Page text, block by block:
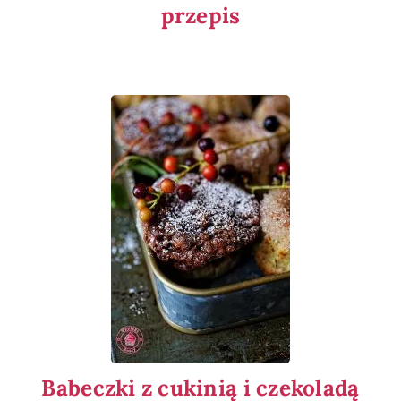
przepis
Babeczki z cukinią i czekoladą